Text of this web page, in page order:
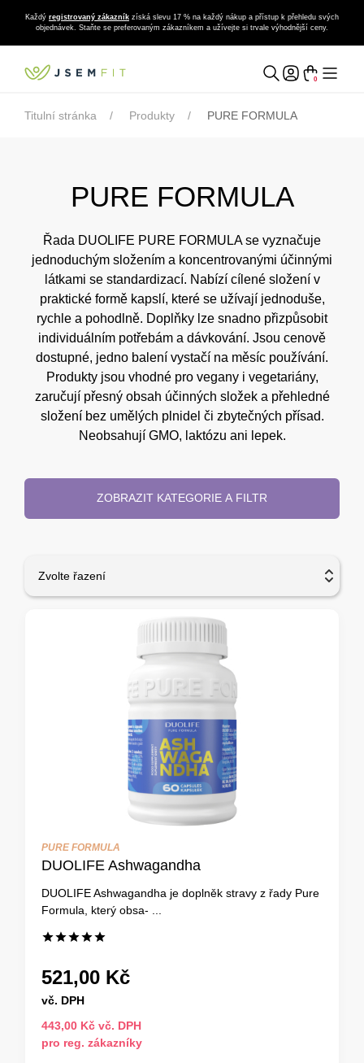
Každý registrovaný zákazník získá slevu 17 % na každý nákup a přístup k přehledu svých
objednávek. Staňte se preferovaným zákazníkem a užívejte si trvale výhodnější ceny.
0
Titulní stránka Produkty PURE FORMULA
PURE FORMULA
Řada DUOLIFE PURE FORMULA se vyznačuje
jednoduchým složením a koncentrovanými účinnými
látkami se standardizací. Nabízí cílené složení v
praktické formě kapslí, které se užívají jednoduše,
rychle a pohodlně. Doplňky lze snadno přizpůsobit
individuálním potřebám a dávkování. Jsou cenově
dostupné, jedno balení vystačí na měsíc používání.
Produkty jsou vhodné pro vegany i vegetariány,
zaručují přesný obsah účinných složek a přehledné
složení bez umělých plnidel či zbytečných přísad.
Neobsahují GMO, laktózu ani lepek.
ZOBRAZIT KATEGORIE A FILTR
Zvolte řazení
PURE FORMULA
DUOLIFE Ashwagandha
DUOLIFE Ashwagandha je doplněk stravy z řady Pure
Formula, který obsa- ...
521,00 Kč
vč. DPH
443,00 Kč vč. DPH
pro reg. zákazníky